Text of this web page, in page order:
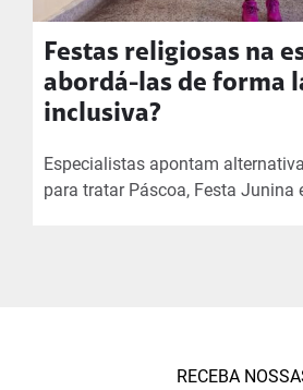
Festas religiosas na
abordá-las de forma
inclusiva?
Especialistas apontam
para tratar Páscoa, Festa Junina
RECEBA